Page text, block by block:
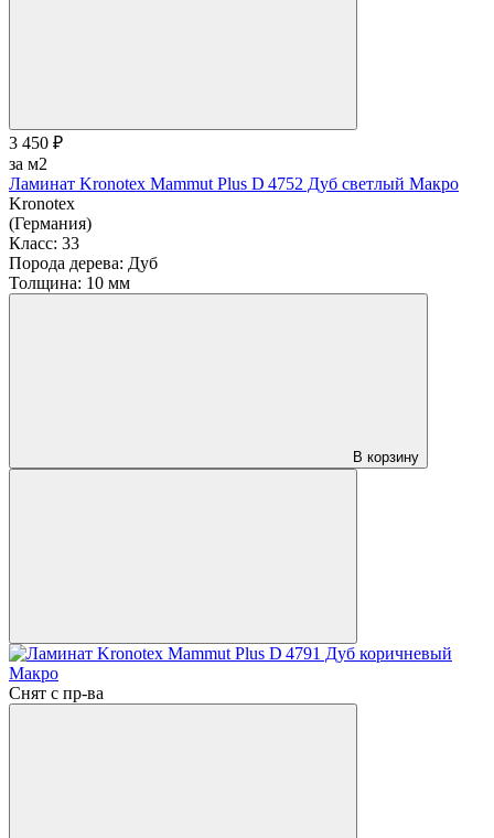
3 450 ₽
за м2
Ламинат Kronotex Mammut Plus D 4752 Дуб светлый Макро
Kronotex
(Германия)
Класс: 33
Порода дерева: Дуб
Толщина: 10 мм
В корзину
Снят с пр-ва